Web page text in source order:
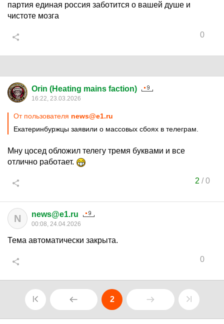
партия единая россия заботится о вашей душе и
чистоте мозга
0
Orin (Heating mains faction)
16:22, 23.03.2026
От пользователя news@e1.ru
Екатеринбуржцы заявили о массовых сбоях в телеграм.
Мну цосед обложил телегу тремя буквами и все
отлично работает.
2 /0
N news@e1.ru
00:08, 24.04.2026
Тема автоматически закрыта.
0
2